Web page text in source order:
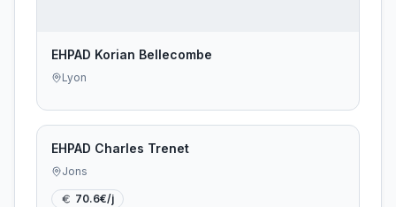
EHPAD Korian Bellecombe
Lyon
EHPAD Charles Trenet
Jons
70.6€/j